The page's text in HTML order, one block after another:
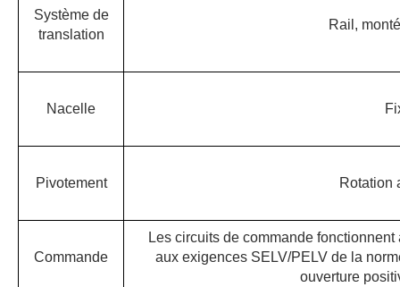
Système de
translation
Rail,
Nacelle
Pivotement Rotation
Commande
Les circuits de commande
aux exigences SELV/PELV de la
ouverture